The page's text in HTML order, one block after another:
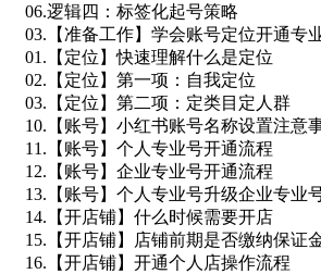
06.逻辑四：标签化起号策略
03.【准备工作】学会账号定位开通专
01.【定位】快速理解什么是定位
02.【定位】第一项：自我定位
03.【定位】第二项：定类目定人群
10.【账号】小红书账号名称设置注意
11.【账号】个人专业号开通流程
12.【账号】企业专业号开通流程
13.【账号】个人专业号升级企业专业
14.【开店铺】什么时候需要开店
15.【开店铺】店铺前期是否缴纳保证
16.【开店铺】开通个人店操作流程